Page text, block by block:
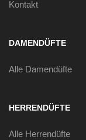
Kontakt
DAMENDÜFTE
Alle Damendüfte
HERRENDÜFTE
Alle Herrendüfte